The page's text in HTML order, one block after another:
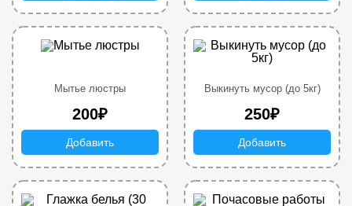
Мытье люстры
200₽
Добавить
Выкинуть мусор (до 5кг)
250₽
Добавить